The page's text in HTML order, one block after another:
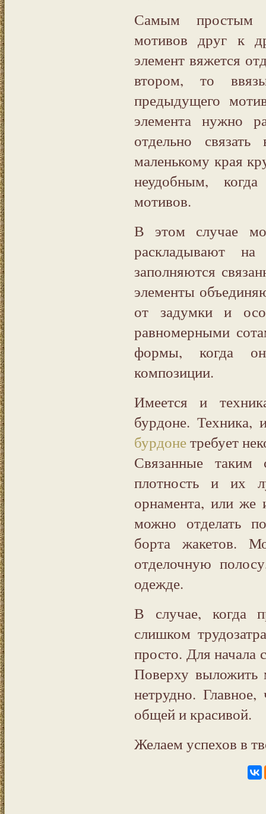
Самым простым
мотивов друг к
элемент вяжется
втором, то
предыдущего
элемента нужно
отдельно
маленькому края
неудобным,
мотивов.
В этом случае
раскладывают
заполняются
элементы
от задумки и
равномерными
формы, когда
композиции.
Имеется и
бурдоне.
бурдонетребует
Связанные
плотность и их
орнамента, или же
можно отделать
борта жакетов.
отделочную
одежде.
В случае, когда
слишком
просто. Для начала
Поверху выложить
нетрудно.
общей и красивой.
Желаем успехов в